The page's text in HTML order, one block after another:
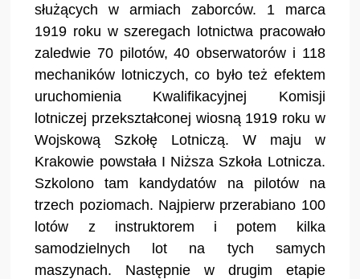
służących w armiach zaborców. 1 marca
1919 roku w szeregach lotnictwa pracowało
zaledwie 70 pilotów, 40 obserwatorów i 118
mechaników lotniczych, co było też efektem
uruchomienia Kwalifikacyjnej Komisji
lotniczej przekształconej wiosną 1919 roku w
Wojskową Szkołę Lotniczą. W maju w
Krakowie powstała I Niższa Szkoła Lotnicza.
Szkolono tam kandydatów na pilotów na
trzech poziomach. Najpierw przerabiano 100
lotów z instruktorem i potem kilka
samodzielnych lot na tych samych
maszynach. Następnie w drugim etapie